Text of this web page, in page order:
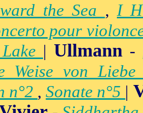
the Sea ,I
pour
|Ullmann -
Weise von
n°2 ,Sonate n°5 |